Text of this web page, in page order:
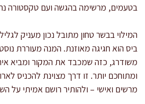
בטעמים, מרשימה בהגשה ועם טקסטורה
המילוי בבשר טחון מתובל נכון מעניק
ביס הוא חגיגה מאוזנת. המנה מעוררת
משודרג, כזה שמכבד את המקור ומביא
ומתוחכם יותר. זו דרך מצוינת להכניס
מרשים ואישי – ולהותיר רושם אמיתי על